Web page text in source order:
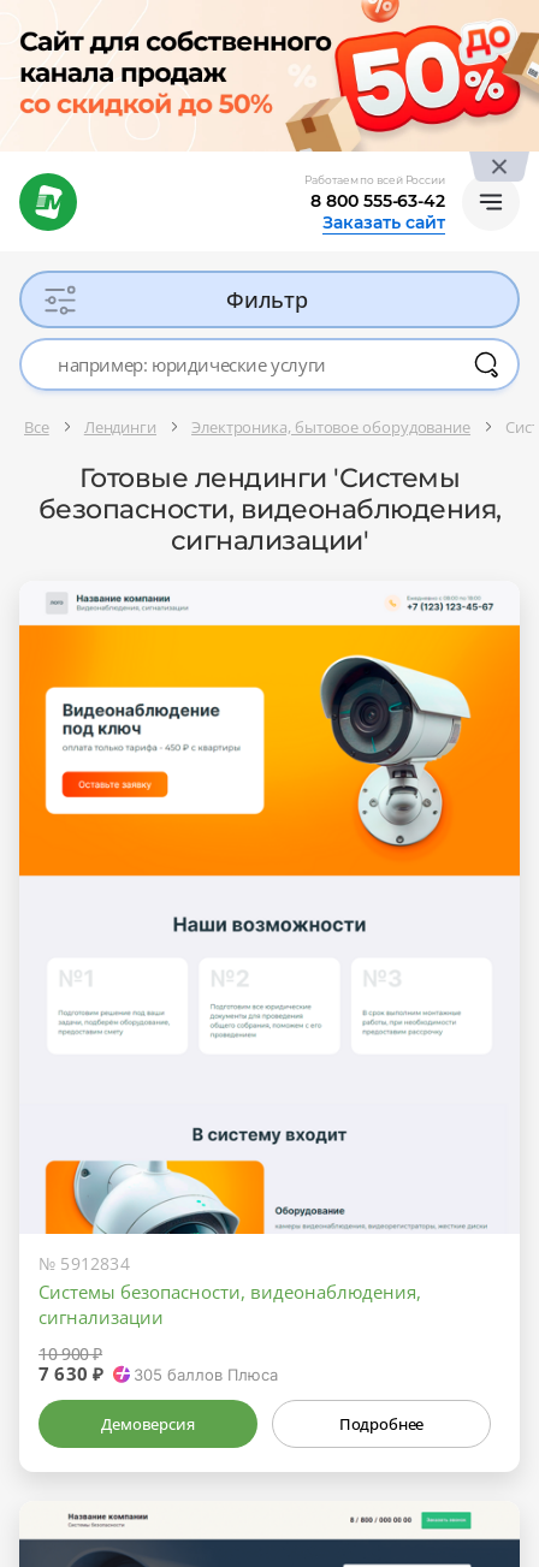
Работаем по всей России
8 800 555-63-42
Заказать сайт
Фильтр
Все Лендинги Электроника, бытовое оборудование
Готовые лендинги 'Системы
безопасности, видеонаблюдения,
сигнализации'
№ 5912834
Системы безопасности, видеонаблюдения,
сигнализации
10 900 ₽
7 630 ₽ 305 баллов Плюса
Демоверсия Подробнее